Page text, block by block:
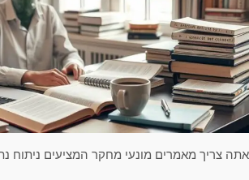
אתה צריך מאמרים מונעי מחקר המציעים ניתוח